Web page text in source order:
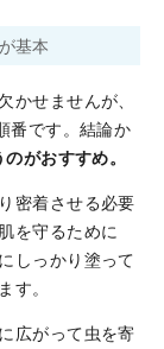
基本
かせませんが、
番です。結論か
がおすすめ。
密着させる必要
を守るために
しっかり塗って
す。
広がって虫を寄